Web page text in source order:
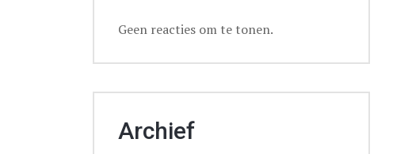
Geen reacties om te tonen.
Archief